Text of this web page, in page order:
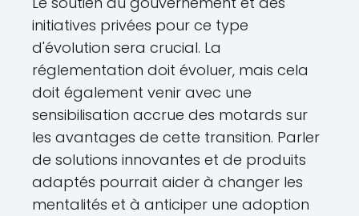
initiatives privées pour ce type
d'évolution sera crucial. La
réglementation doit évoluer, mais cela
doit également venir avec une
sensibilisation accrue des motards sur
les avantages de cette transition. Parler
de solutions innovantes et de produits
adaptés pourrait aider à changer les
mentalités et à anticiper une adoption